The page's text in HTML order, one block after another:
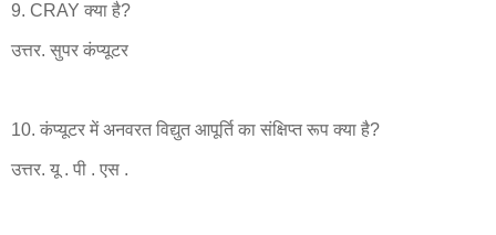
9. CRAY क्या है?
उत्तर. सुपर कंप्यूटर
10. कंप्यूटर में अनवरत विद्युत आपूर्ति का संक्षिप्त रूप क्या है?
उत्तर. यू . पी . एस .